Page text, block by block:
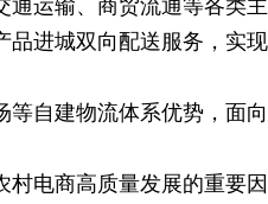
运输、商贸流通等各类
进城双向配送服务，实
自建物流体系优势，面
电商高质量发展的重要